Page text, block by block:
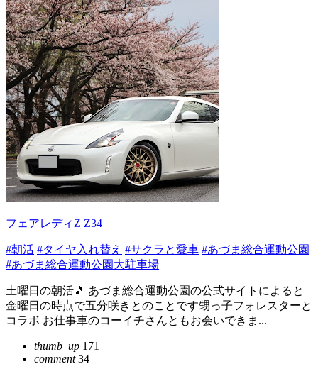
フェアレディZ Z34
#朝活 #タイヤ入れ替え #サクラと愛車 #あづま総合運動公園
#あづま総合運動公園大駐車場
土曜日の朝活🎵 あづま総合運動公園の公式サイトによると
金曜日の時点で五分咲きとのことです甥っ子フォレスターと
コラボ お仕事車のコーイチさんともお会いできま...
thumb_up 171
comment34